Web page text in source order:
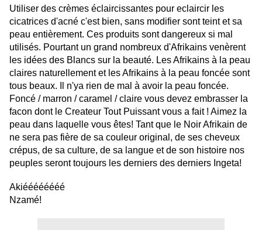
Utiliser des crèmes éclaircissantes pour eclaircir les
cicatrices d'acné c'est bien, sans modifier sont teint et sa
peau entièrement. Ces produits sont dangereux si mal
utilisés. Pourtant un grand nombreux d'Afrikains venèrent
les idées des Blancs sur la beauté. Les Afrikains à la peau
claires naturellement et les Afrikains à la peau foncée sont
tous beaux. Il n'ya rien de mal à avoir la peau foncée.
Foncé / marron / caramel / claire vous devez embrasser la
facon dont le Createur Tout Puissant vous a fait ! Aimez la
peau dans laquelle vous êtes! Tant que le Noir Afrikain de
ne sera pas fière de sa couleur original, de ses cheveux
crépus, de sa culture, de sa langue et de son histoire nos
peuples seront toujours les derniers des derniers Ingeta!
Akiéééééééé
Nzamé!